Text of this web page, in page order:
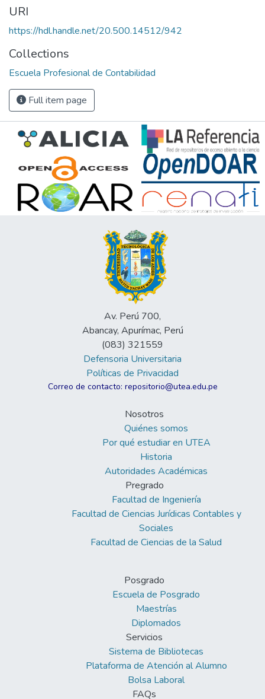
URI
https://hdl.handle.net/20.500.14512/942
Collections
Escuela Profesional de Contabilidad
Full item page
Av. Perú 700,
Abancay, Apurímac, Perú
(083) 321559
Defensoria Universitaria
Políticas de Privacidad
Correo de contacto: repositorio@utea.edu.pe
Nosotros
Quiénes somos
Por qué estudiar en UTEA
Historia
Autoridades Académicas
Pregrado
Facultad de Ingeniería
Facultad de Ciencias Jurídicas Contables y
Sociales
Facultad de Ciencias de la Salud
Posgrado
Escuela de Posgrado
Maestrías
Diplomados
Servicios
Sistema de Bibliotecas
Plataforma de Atención al Alumno
Bolsa Laboral
FAQs